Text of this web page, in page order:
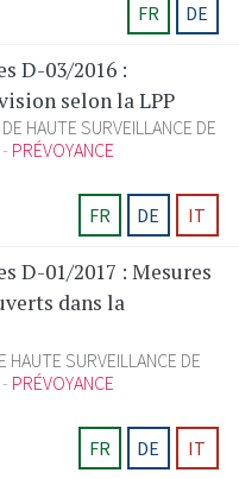
FR
DE
D-03/2016 :
selon la LPP
HAUTE SURVEILLANCE DE
PRÉVOYANCE
FR
DE IT
D-01/2017 : Mesures
dans la
HAUTE SURVEILLANCE DE
PRÉVOYANCE
FR
DE IT